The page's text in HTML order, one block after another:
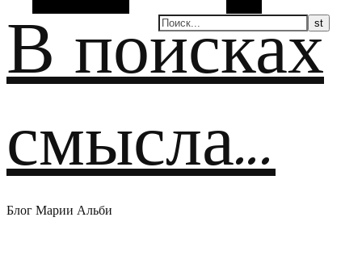
В поисках
смысла…
Блог Марии Альби